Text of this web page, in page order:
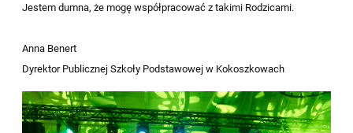
Jestem dumna, że mogę współpracować z takimi Rodzicami.
Anna Benert
Dyrektor Publicznej Szkoły Podstawowej w Kokoszkowach